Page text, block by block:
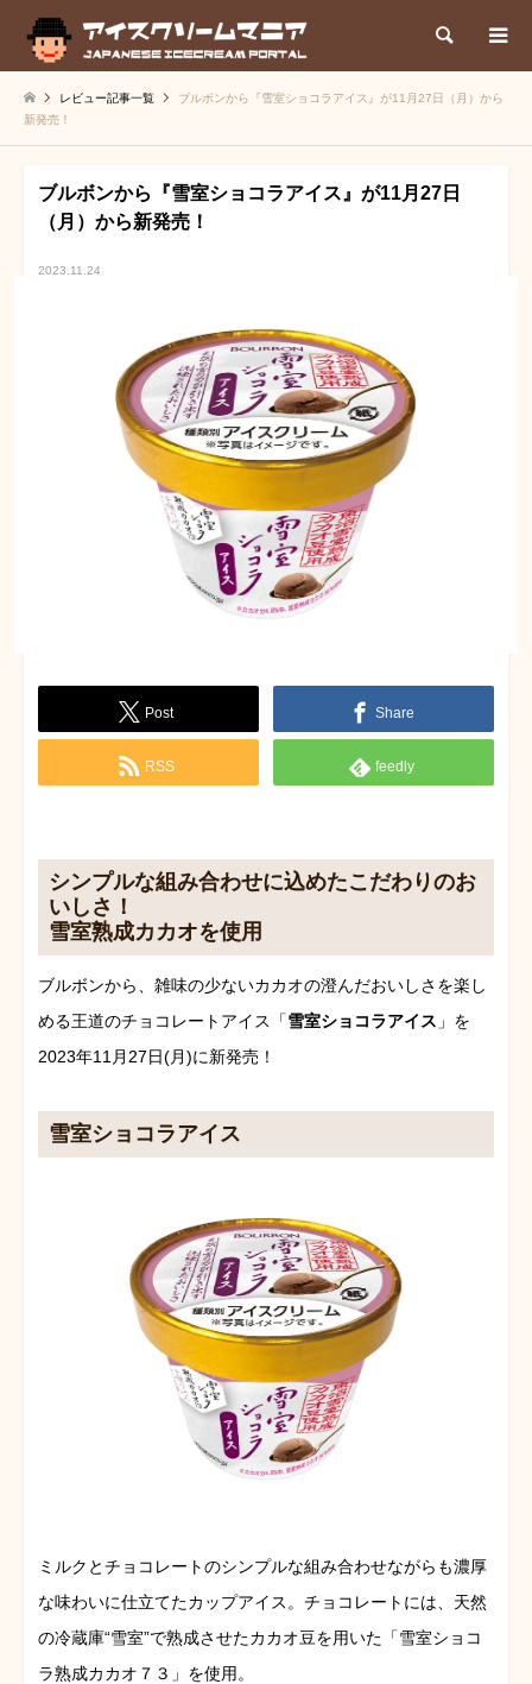
検索
レビュー記事一覧
ブルボンから『雪室ショコラアイス』が11月27日（月）から
新発売！
ブルボンから『雪室ショコラアイス』が11月27日
（月）から新発売！
2023.11.24
Post Share
RSS feedly
シンプルな組み合わせに込めたこだわりのお
いしさ！
雪室熟成カカオを使用
ブルボンから、雑味の少ないカカオの澄んだおいしさを楽し
める王道のチョコレートアイス「雪室ショコラアイス 」を
2023年11月27日(月)に新発売！
雪室ショコラアイス
ミルクとチョコレートのシンプルな組み合わせながらも濃厚
な味わいに仕立てたカップアイス。チョコレートには、天然
の冷蔵庫“雪室”で熟成させたカカオ豆を用いた「雪室ショコ
ラ熟成カカオ７３」を使用。